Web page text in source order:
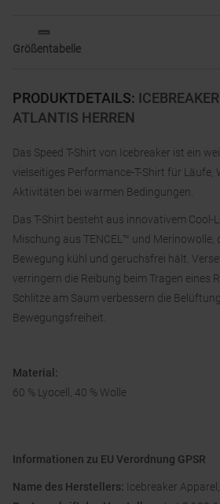
PRODUKTDETAILS:
ATLANTIS HERREN
Das Speed T-Shirt von Icebreaker ist ein
vielseitiges Performance-T-Shirt für Läufe,
Aktivitäten bei warmen Bedingungen.
Das T-Shirt besteht aus innovativem Cool-
Mischung aus TENCEL™ und Merinowolle,
Bewegung kühl und geruchsfrei hält.
verringern die Reibung beim Tragen eines
Schlitze am Saum verbessern die
Bewegungsfreiheit.
Material:
60 % Lyocell, 40 % Wolle
Informationen zu EU Verordnung GPSR
Name des Herstellers: Icebreaker
Größentabelle